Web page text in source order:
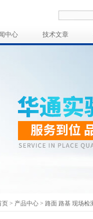
中心 技术文章
页 > 产品中心 > 路面 路基 现场检